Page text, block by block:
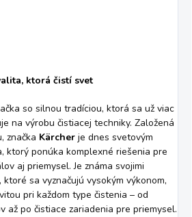
ktorá čistí svet
so silnou tradíciou, ktorá sa už viac
na výrobu čistiacej techniky. Založená
značka Kärcher je dnes svetovým
ktorý ponúka komplexné riešenia pre
aj priemysel. Je známa svojimi
sa vyznačujú vysokým výkonom,
pri každom type čistenia – od
až po čistiace zariadenia pre priemysel.